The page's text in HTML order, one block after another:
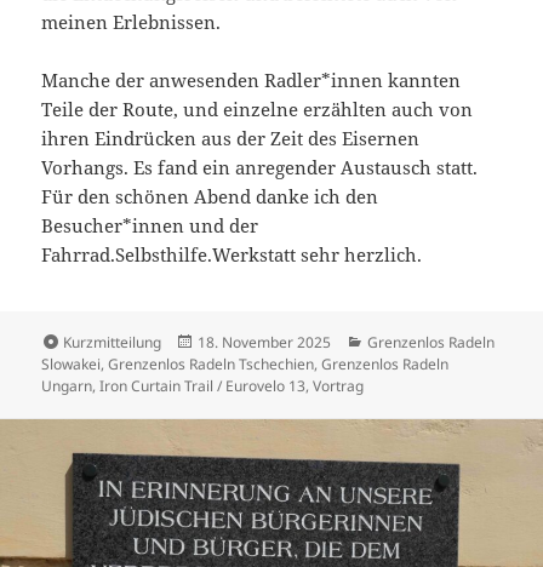
meinen Erlebnissen.
Manche der anwesenden Radler*innen kannten
Teile der Route, und einzelne erzählten auch von
ihren Eindrücken aus der Zeit des Eisernen
Vorhangs. Es fand ein anregender Austausch statt.
Für den schönen Abend danke ich den
Besucher*innen und der
Fahrrad.Selbsthilfe.Werkstatt sehr herzlich.
Format
Kurzmitteilung
Veröffentlicht
am
18. November 2025 Kategorien
Grenzenlos Radeln
Slowakei,Grenzenlos Radeln Tschechien,Grenzenlos Radeln
Ungarn,Iron Curtain Trail / Eurovelo 13,Vortrag